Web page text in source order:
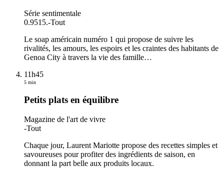
Série sentimentale
0.9515.-Tout
Le soap américain numéro 1 qui propose de suivre les
rivalités, les amours, les espoirs et les craintes des habitants de
Genoa City à travers la vie des famille…
11h45
5 min
Petits plats en équilibre
Magazine de l'art de vivre
-Tout
Chaque jour, Laurent Mariotte propose des recettes simples et
savoureuses pour profiter des ingrédients de saison, en
donnant la part belle aux produits locaux.